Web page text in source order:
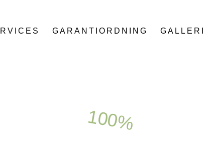
GARANTIORDNING GALLERI
100%